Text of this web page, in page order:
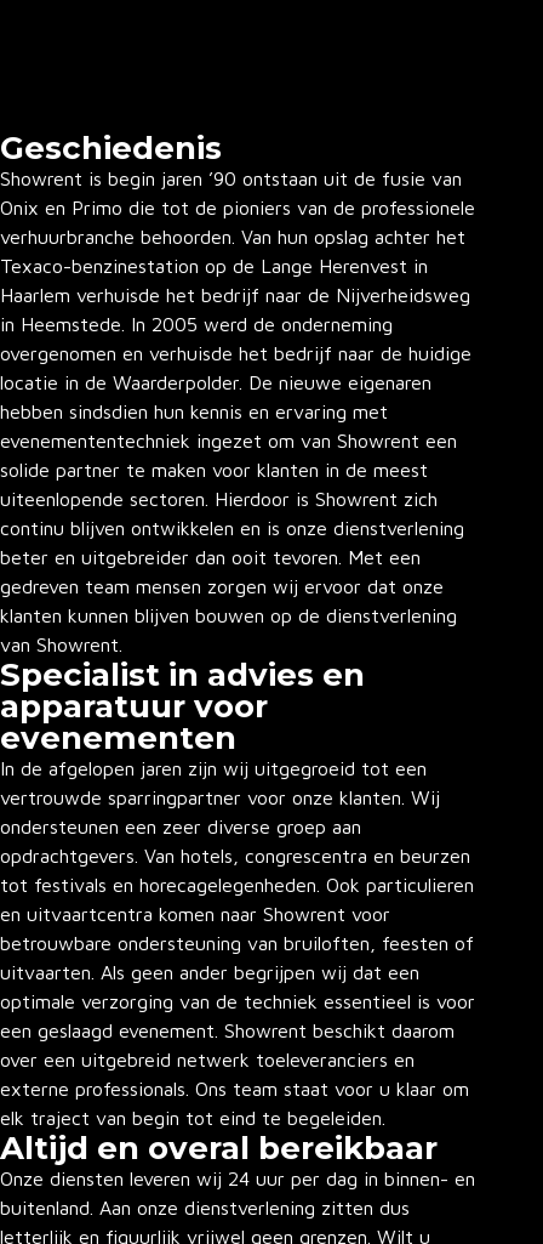
Geschiedenis
Showrent is begin jaren ’90 ontstaan uit de fusie van
Onix en Primo die tot de pioniers van de professionele
verhuurbranche behoorden. Van hun opslag achter het
Texaco-benzinestation op de Lange Herenvest in
Haarlem verhuisde het bedrijf naar de Nijverheidsweg
in Heemstede. In 2005 werd de onderneming
overgenomen en verhuisde het bedrijf naar de huidige
locatie in de Waarderpolder. De nieuwe eigenaren
hebben sindsdien hun kennis en ervaring met
evenemententechniek ingezet om van Showrent een
solide partner te maken voor klanten in de meest
uiteenlopende sectoren. Hierdoor is Showrent zich
continu blijven ontwikkelen en is onze dienstverlening
beter en uitgebreider dan ooit tevoren. Met een
gedreven team mensen zorgen wij ervoor dat onze
klanten kunnen blijven bouwen op de dienstverlening
van Showrent.
Specialist in advies en
apparatuur voor
evenementen
In de afgelopen jaren zijn wij uitgegroeid tot een
vertrouwde sparringpartner voor onze klanten. Wij
ondersteunen een zeer diverse groep aan
opdrachtgevers. Van hotels, congrescentra en beurzen
tot festivals en horecagelegenheden. Ook particulieren
en uitvaartcentra komen naar Showrent voor
betrouwbare ondersteuning van bruiloften, feesten of
uitvaarten. Als geen ander begrijpen wij dat een
optimale verzorging van de techniek essentieel is voor
een geslaagd evenement. Showrent beschikt daarom
over een uitgebreid netwerk toeleveranciers en
externe professionals. Ons team staat voor u klaar om
elk traject van begin tot eind te begeleiden.
Altijd en overal bereikbaar
Onze diensten leveren wij 24 uur per dag in binnen- en
buitenland. Aan onze dienstverlening zitten dus
letterlijk en figuurlijk vrijwel geen grenzen. Wilt u